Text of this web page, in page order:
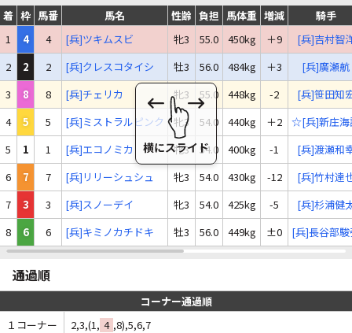
着 枠 馬番 馬名 性齢 負担 馬体重 増減
騎手
1
4 4 [兵]ツキムスビ 牝3 55.0 450kg ＋9
[兵]吉村智
2
2 2 [兵]クレスコタイシ 牡3 56.0 484kg ＋3
[兵]廣瀬航
3
8 8 [兵]チェリカ 牝3 55.0 448kg -2
[兵]笹田知
4
5 5 [兵]ミストラルピンク 牝3 54.0 440kg ＋2
☆[兵]新庄海
5
1 1 [兵]エコノミカ 牝3 54.0 400kg -1
[兵]渡瀬和
6
7 7 [兵]リリーシュシュ 牝3 54.0 430kg -12
[兵]竹村達
7
3 3 [兵]スノーデイ 牝3 54.0 425kg -5
[兵]杉浦健
8
6 6 [兵]キミノカチドキ 牡3 56.0 449kg ±0 [兵]長谷部
通過順
コーナー通過順
１コーナー
2,3,(1, 4 ,8),5,6,7